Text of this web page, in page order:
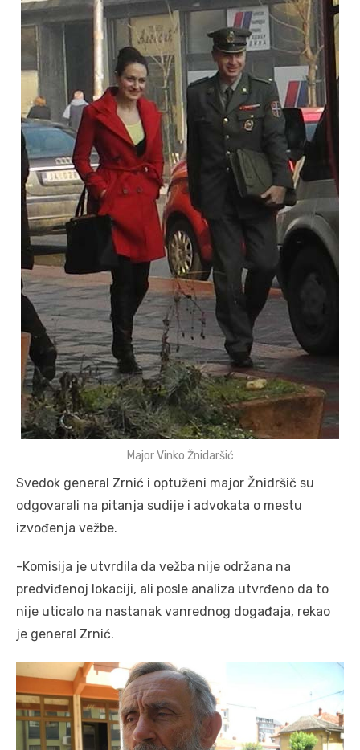
Major Vinko Žnidaršić
Svedok general Zrnić i optuženi major Žnidršič su
odgovarali na pitanja sudije i advokata o mestu
izvođenja vežbe.
-Komisija je utvrdila da vežba nije održana na
predviđenoj lokaciji, ali posle analiza utvrđeno da to
nije uticalo na nastanak vanrednog događaja, rekao
je general Zrnić.